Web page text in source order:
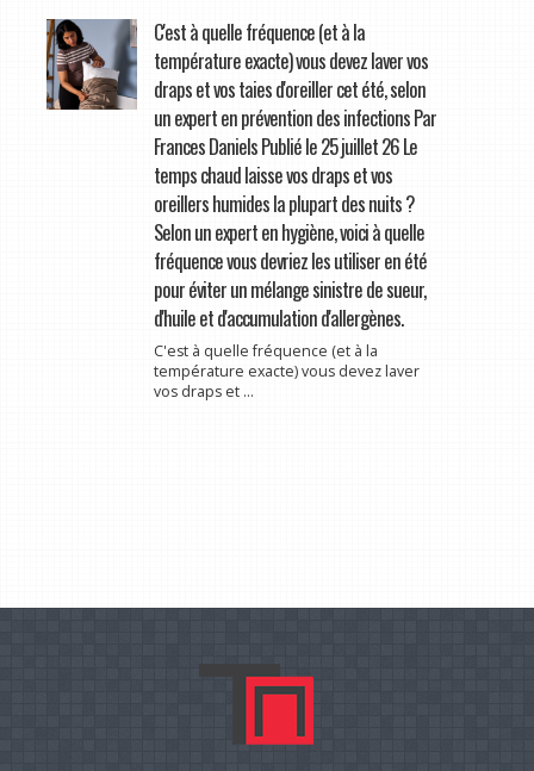
C'est à quelle fréquence (et à la
température exacte) vous devez laver vos
draps et vos taies d'oreiller cet été, selon
un expert en prévention des infections Par
Frances Daniels Publié le 25 juillet 26 Le
temps chaud laisse vos draps et vos
oreillers humides la plupart des nuits ?
Selon un expert en hygiène, voici à quelle
fréquence vous devriez les utiliser en été
pour éviter un mélange sinistre de sueur,
d'huile et d'accumulation d'allergènes.
C'est à quelle fréquence (et à la
température exacte) vous devez laver
vos draps et ...